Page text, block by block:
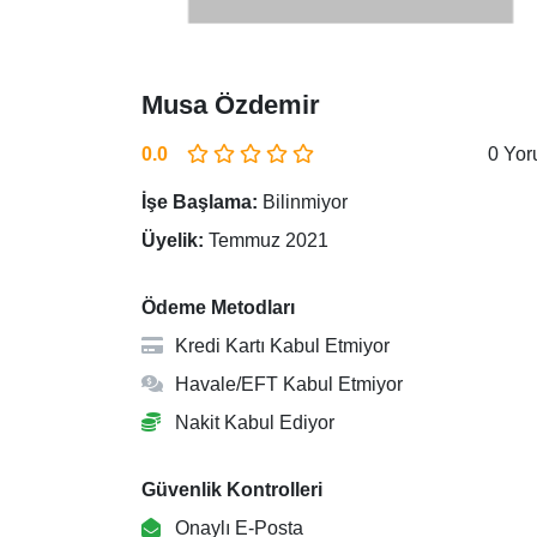
Musa Özdemir
0.0 0
İşe Başlama: Bilinmiyor
Üyelik: Temmuz 2021
Ödeme Metodları
Kredi Kartı Kabul Etmiyor
Havale/EFT Kabul Etmiyor
Nakit Kabul Ediyor
Güvenlik Kontrolleri
Onaylı E-Posta